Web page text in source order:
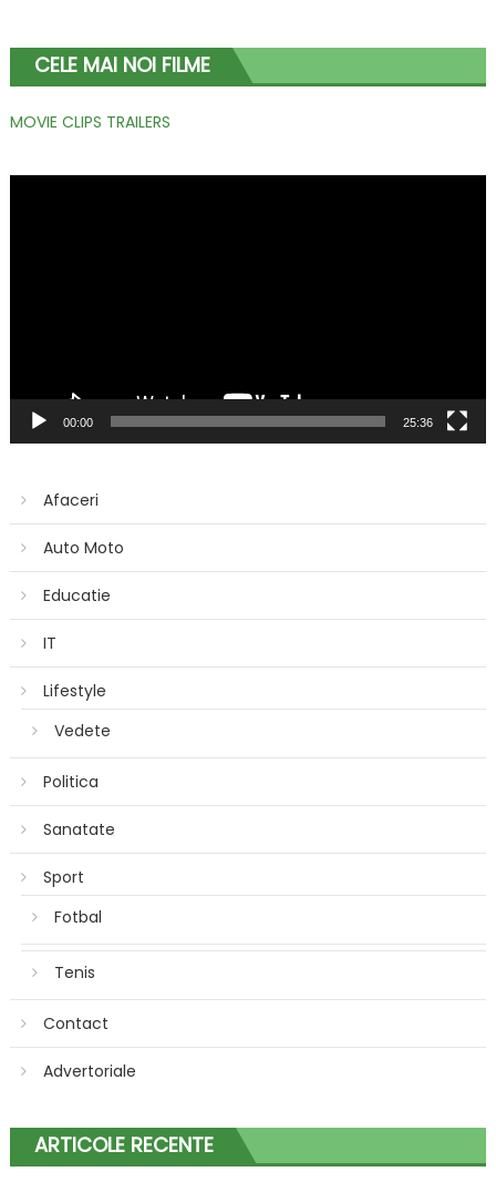
CELE MAI NOI FILME
MOVIE CLIPS TRAILERS
00:00 25:36
Afaceri
Auto Moto
Educatie
IT
Lifestyle
Vedete
Politica
Sanatate
Sport
Fotbal
Tenis
Contact
Advertoriale
ARTICOLE RECENTE